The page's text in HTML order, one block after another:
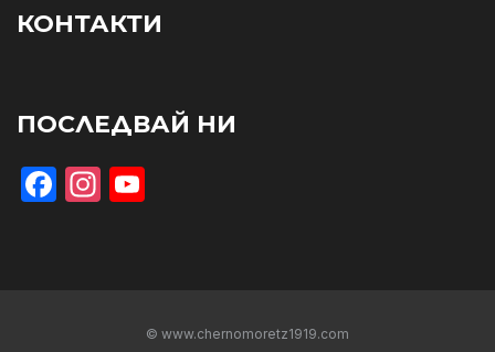
КОНТАКТИ
ПОСЛЕДВАЙ НИ
Facebook
Instagram
© www.chernomoretz1919.com